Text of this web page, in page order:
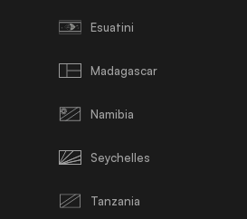
Esuatini
Madagascar
Namibia
Seychelles
Tanzania